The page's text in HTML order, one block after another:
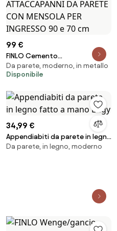
99 €
FINLO Cemento
Millennium/gancio Nero Opaco
- MODERNO APPENDIABITI
MENSOLA PER INGRESSO 90 e 70
cm
Da parete, moderno, in metallo
Disponibile
34,99 €
Appendiabiti da parete in legno
fatto a mano Edgy
Da parete, in legno, moderno